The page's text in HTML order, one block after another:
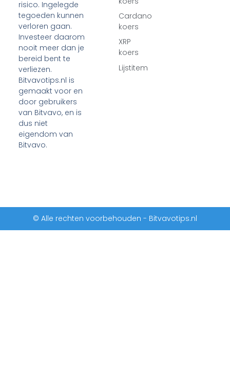
risico. Ingelegde
tegoeden kunnen
verloren gaan.
Investeer daarom
nooit meer dan je
bereid bent te
verliezen.
Bitvavotips.nl is
gemaakt voor en
door gebruikers
van Bitvavo, en is
dus niet
eigendom van
Bitvavo.
Cardano
koers
XRP
koers
Lijstitem
© Alle rechten voorbehouden - Bitvavotips.nl